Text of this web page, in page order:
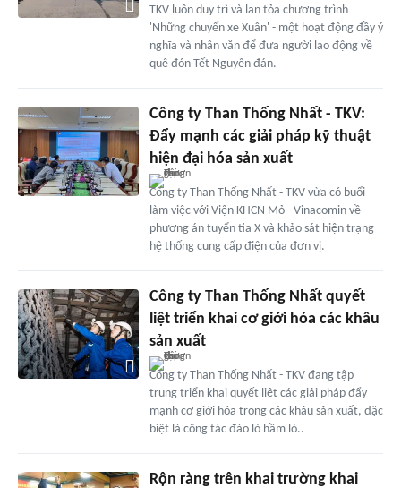
TKV luôn duy trì và lan tỏa chương trình
'Những chuyến xe Xuân' - một hoạt động đầy ý
nghĩa và nhân văn để đưa người lao động về
quê đón Tết Nguyên đán.
Công ty Than Thống Nhất - TKV:
Đẩy mạnh các giải pháp kỹ thuật
hiện đại hóa sản xuất
Công ty Than Thống Nhất - TKV vừa có buổi
làm việc với Viện KHCN Mỏ - Vinacomin về
phương án tuyển tia X và khảo sát hiện trạng
hệ thống cung cấp điện của đơn vị.
Công ty Than Thống Nhất quyết
liệt triển khai cơ giới hóa các khâu
sản xuất
Công ty Than Thống Nhất - TKV đang tập
trung triển khai quyết liệt các giải pháp đẩy
mạnh cơ giới hóa trong các khâu sản xuất, đặc
biệt là công tác đào lò hầm lò..
Rộn ràng trên khai trường khai